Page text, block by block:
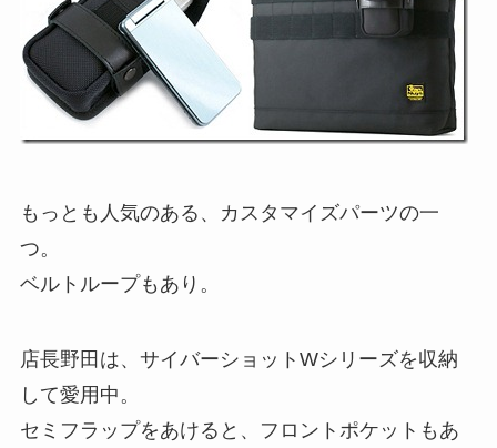
もっとも人気のある、カスタマイズパーツの一
つ。
ベルトループもあり。
店長野田は、サイバーショットWシリーズを収納
して愛用中。
セミフラップをあけると、フロントポケットもあ